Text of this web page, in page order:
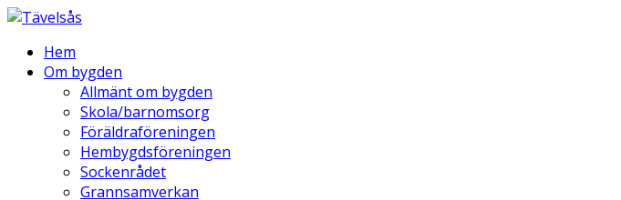
Hem
Om bygden
Allmänt om bygden
Skola/barnomsorg
Föräldraföreningen
Hembygdsföreningen
Sockenrådet
Grannsamverkan